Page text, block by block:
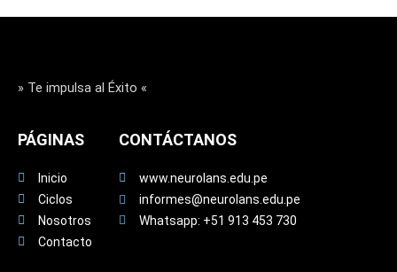
MATRICÚLATE
» Te impulsa al Éxito «
PÁGINAS
Inicio
Ciclos
Nosotros
Contacto
CONTÁCTANOS
www.neurolans.edu.pe
informes@neurolans.edu.pe
Whatsapp: +51 913 453 730